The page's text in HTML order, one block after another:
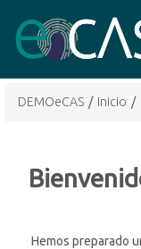
DEMOeCAS / Inicio /
Hemos preparado